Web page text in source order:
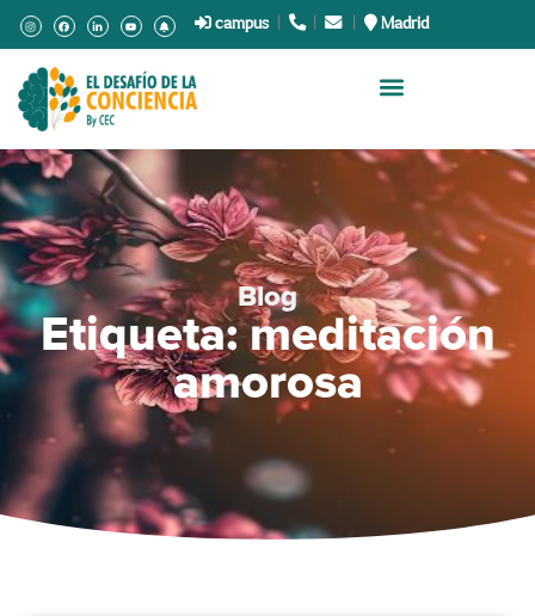
campus| . | | Madrid
Blog
Etiqueta: meditación
amorosa